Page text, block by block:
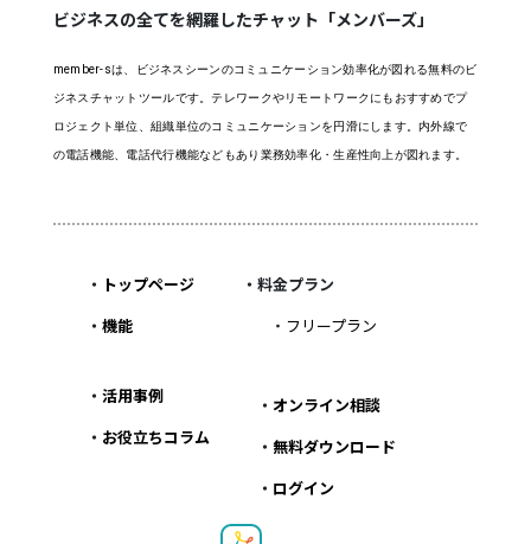
ビジネスの全てを網羅したチャット「メンバーズ」
member-sは、ビジネスシーンのコミュニケーション効率化が図れる無料のビ
ジネスチャットツールです。テレワークやリモートワークにもおすすめでプ
ロジェクト単位、組織単位のコミュニケーションを円滑にします。内外線で
の電話機能、電話代行機能などもあり業務効率化・生産性向上が図れます。
・ トップページ
・ 機能
・料金プラン
・ フリープラン
・ 活用事例
・ お役立ちコラム
・ オンライン相談
・ 無料ダウンロード
・ ログイン